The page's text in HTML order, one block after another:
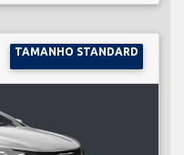
TAMANHO STANDARD